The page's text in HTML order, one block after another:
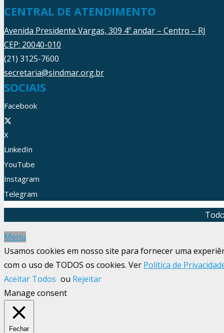
CENTRAL DE ATENDIMENTO
Avenida Presidente Vargas, 309 4º andar – Centro – RJ
CEP: 20040-010
(21) 3125-7600
secretaria@sindmar.org.br
SOCIAIS
Facebook
X
LinkedIn
YouTube
Instagram
Telegram
Menu
Usamos cookies em nosso site para fornecer uma
com o uso de TODOS os cookies. Ver Política de
Aceitar Todos ou Rejeitar
Manage consent
Fechar